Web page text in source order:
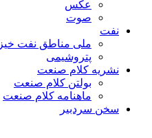
عکس
صوت
نفت
ملی مناطق نفت خیز
پتروشیمی
نشریه کلام صنعت
بولتن کلام صنعت
ماهنامه کلام صنعت
سخن سردبیر